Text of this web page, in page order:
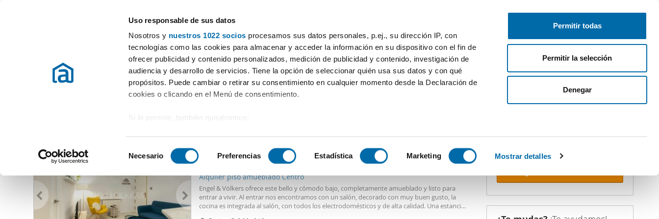
Uso responsable de sus datos
Nosotros y nuestros 1022 socios procesamos sus datos personales, p.ej., su dirección IP, con
tecnologías como las cookies para almacenar y acceder la información en su dispositivo con el fin de
ofrecer publicidad y contenido personalizados, medición de publicidad y contenido, investigación de
audiencia y desarrollo de servicios. Tiene la opción de seleccionar quién usa sus datos y con qué
propósitos. Puede cambiar o retirar su consentimiento en cualquier momento desde la Declaración de
cookies o clicando en el Menú de consentimiento.
Si lo permite, también quisiéramos:
Identificar su dispositivo analizándolo activamente para buscar características específicas (huellas
Obtenga más información sobre cómo se procesan sus datos personales y establezca sus
preferencias en la
sección de datos. Puede cambiar o retirar su consentimiento en cualquier momento
en la Declaración de cookies.
e
e
Necesario Preferencias Estadística Marketing Mostrar detalles
Permitir todas
Permitir la selección
Denegar
Publica gratis Inicia sesión
Habitaciones Más filtros - 2
Alquiler pisos Madrid provincia Alquiler pisos General Margallo Madrid
Alquiler pisos General Margallo Madrid (0 viviendas)
2 1 Hab 1 Baño
Alquiler piso amueblado Centro
Engel & Völkers ofrece este bello y cómodo bajo, completamente amueblado y listo para
entrar a vivir. Al entrar nos encontramos con un salón, decorado con muy buen gusto, la
cocina es integrada al salón, con todos los electrodomésticos y de alta calidad. Una estancia
No dejes que te adelanten. Recibe en